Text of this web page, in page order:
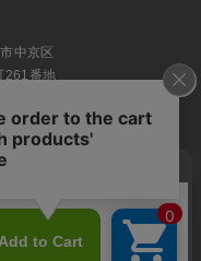
中京区
261番地
日休業）